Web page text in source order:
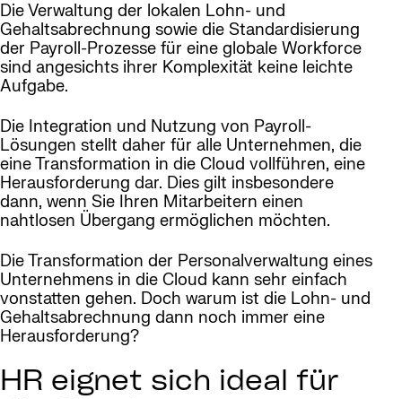
Die Verwaltung der lokalen Lohn- und
Gehaltsabrechnung sowie die Standardisierung
der Payroll-Prozesse für eine globale Workforce
sind angesichts ihrer Komplexität keine leichte
Aufgabe.
Die Integration und Nutzung von Payroll-
Lösungen stellt daher für alle Unternehmen, die
eine Transformation in die Cloud vollführen, eine
Herausforderung dar. Dies gilt insbesondere
dann, wenn Sie Ihren Mitarbeitern einen
nahtlosen Übergang ermöglichen möchten.
Die Transformation der Personalverwaltung eines
Unternehmens in die Cloud kann sehr einfach
vonstatten gehen. Doch warum ist die Lohn- und
Gehaltsabrechnung dann noch immer eine
Herausforderung?
HR eignet sich ideal für